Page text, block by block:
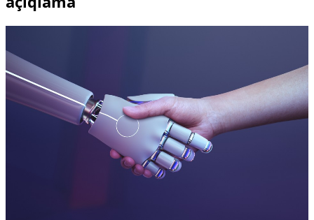
Yaxın Şərq
Avropa
Asiya
Afrika
Çarpaz baxış
Təhlil